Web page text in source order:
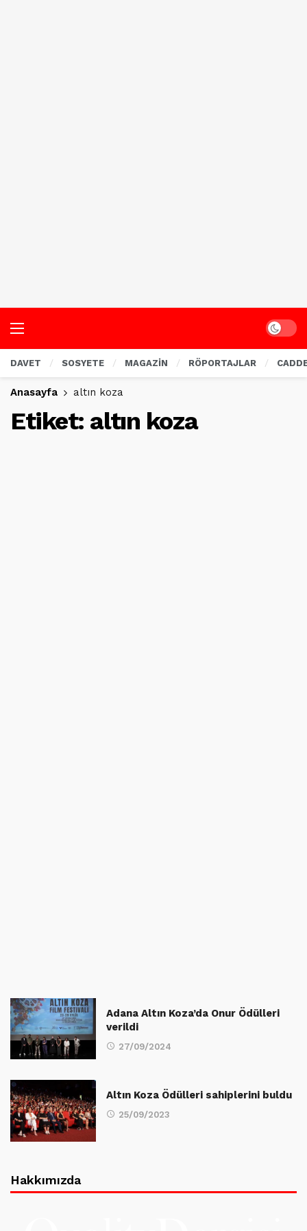
Dark
DAVET SOSYETE MAGAZİN RÖPORTAJLAR
Anasayfa altın koza
Etiket: altın koza
Adana Altın Koza’da Onur Ödülleri
verildi
27/09/2024
Altın Koza Ödülleri sahiplerini buldu
25/09/2023
Hakkımızda